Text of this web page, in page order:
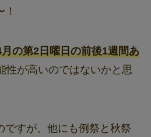
の第2日曜日の前後1週間あ
性が高いのではないかと思
ですが、他にも例祭と秋祭